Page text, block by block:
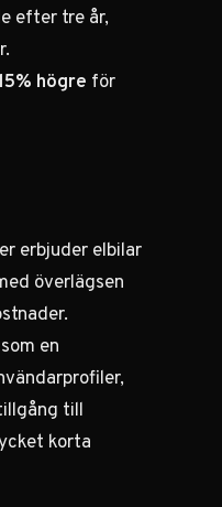
efter tre år,
högre för
erbjuder elbilar
överlägsen
en
till
korta